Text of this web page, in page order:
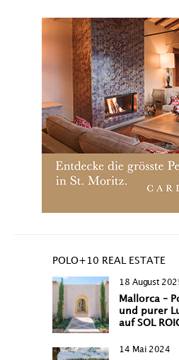
POLO+10 REAL ESTATE
18 August
Mallorca –
und purer
auf SOL
14 Mai 2024